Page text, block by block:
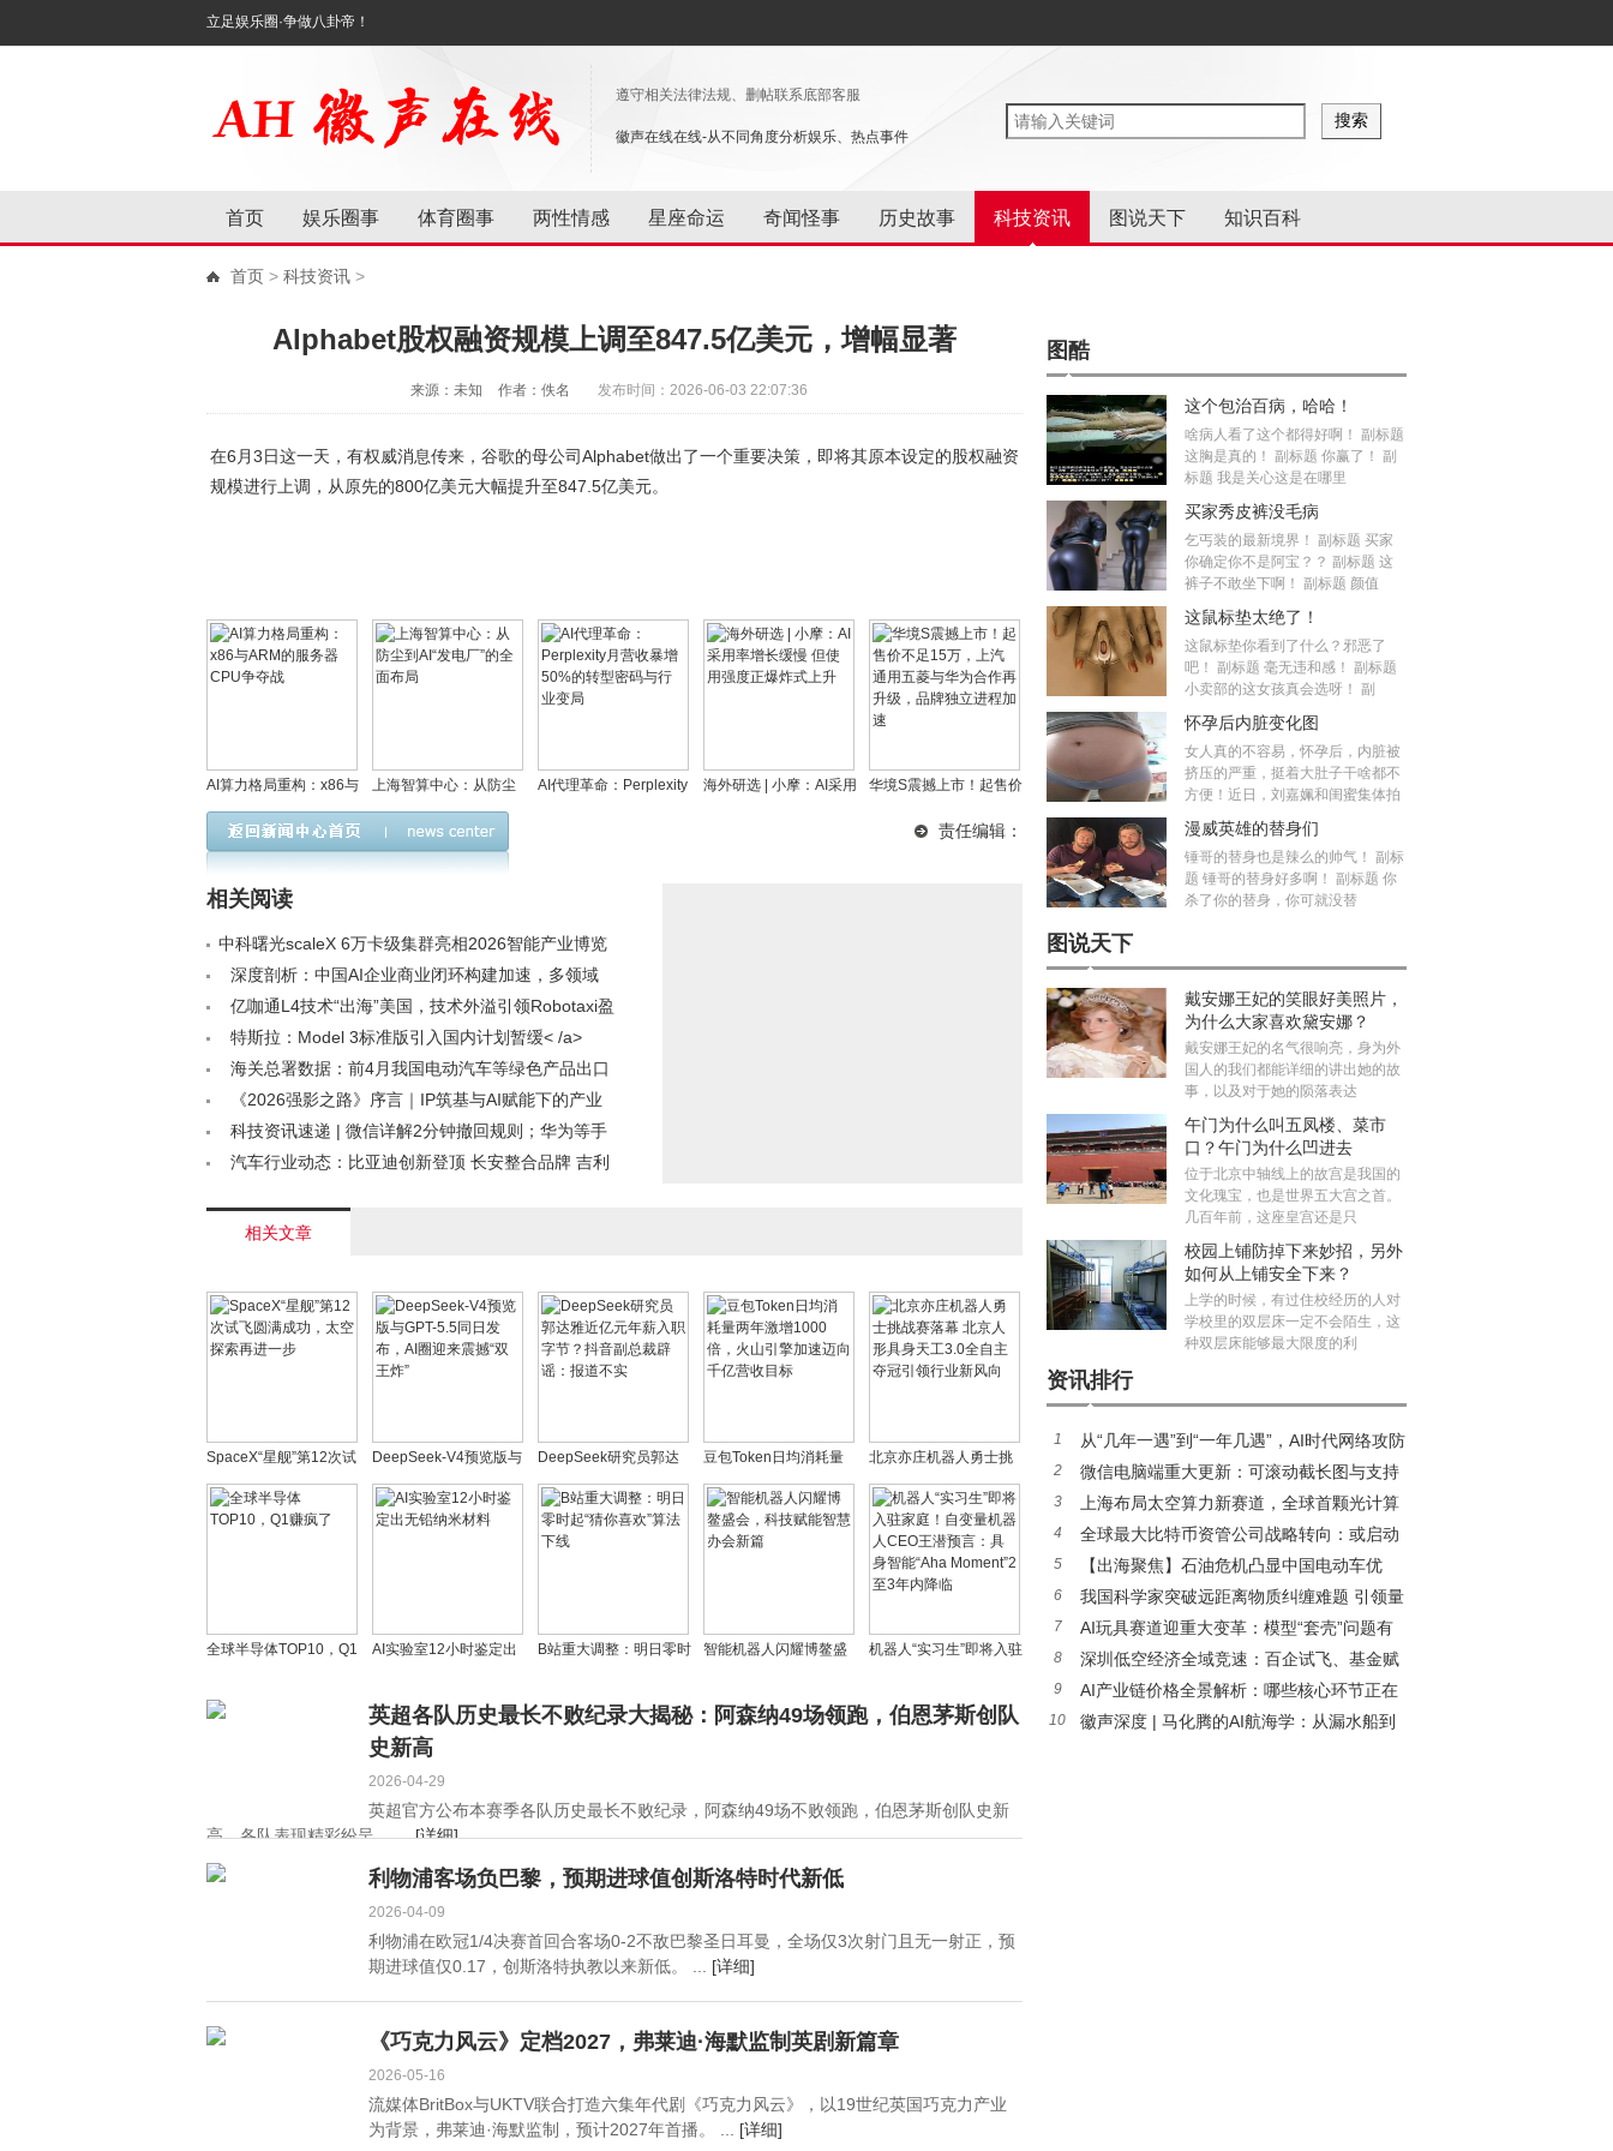
立足娱乐圈·争做八卦帝！
遵守相关法律法规、删帖联系底部客服
徽声在线在线-从不同角度分析娱乐、热点事件
首页 娱乐圈事 体育圈事 两性情感 星座命运 奇闻怪事 历史故事 科技资讯 图说天下 知识百科
首页 > 科技资讯 >
Alphabet股权融资规模上调至847.5亿美元，增幅显著
来源：未知 作者：佚名 发布时间：2026-06-03 22:07:36
在6月3日这一天，有权威消息传来，谷歌的母公司Alphabet做出了一个重要决策，即将其原本设定的股权融资
规模进行上调，从原先的800亿美元大幅提升至847.5亿美元。
AI算力格局重构：x86与
ARM的服务器CPU争夺
战
上海智算中心：从防尘
到AI“发电厂”的全面布局
AI代理革命：Perplexity
海外研选 | 小摩：AI采用
华境S震撼上市！起售价
菱与华为合作再升级，
责任编辑：
相关阅读
中科曙光scaleX 6万卡级集群亮相2026智能产业博览
会，引领AI4S新潮流< /a>
深度剖析：中国AI企业商业闭环构建加速，多领域
领跑全球< /a>
亿咖通L4技术“出海”美国，技术外溢引领Robotaxi盈
利新篇章< /a>
特斯拉：Model 3标准版引入国内计划暂缓< /a>
海关总署数据：前4月我国电动汽车等绿色产品出口
大幅上扬< /a>
《2026强影之路》序言｜IP筑基与AI赋能下的产业
进化图谱< /a>
科技资讯速递 | 微信详解2分钟撤回规则；华为等手
机品牌集体降价；联想财报创佳绩< /a>
汽车行业动态：比亚迪创新登顶 长安整合品牌 吉利
相关文章
SpaceX“星舰”第12次试
飞圆满成功，太空探索
再进一步
DeepSeek-V4预览版与
GPT-5.5同日发布，AI圈
迎来震撼“双王炸”
DeepSeek研究员郭达
雅近亿元年薪入职字
节？抖音副总裁辟谣：
报道不实
豆包Token日均消耗量
两年激增1000倍，火山
引擎加速迈向千亿营收
目标
北京亦庄机器人勇士挑
战赛落幕 北京人形具身
天工3.0全自主夺冠引领
行业新风向
全球半导体TOP10，Q1
AI实验室12小时鉴定出
B站重大调整：明日零时
智能机器人闪耀博鳌盛
新篇
机器人“实习生”即将入驻
CEO王潜预言：具身智
英超各队历史最长不败纪录大揭秘：阿森纳49场领跑，伯恩茅斯创队
史新高
2026-04-29
英超官方公布本赛季各队历史最长不败纪录，阿森纳49场不败领跑，伯恩茅斯创队史新
高，各队表现精彩纷呈。 ...[详细]
利物浦客场负巴黎，预期进球值创斯洛特时代新低
2026-04-09
利物浦在欧冠1/4决赛首回合客场0-2不敌巴黎圣日耳曼，全场仅3次射门且无一射正，预
期进球值仅0.17，创斯洛特执教以来新低。 ... [详细]
《巧克力风云》定档2027，弗莱迪·海默监制英剧新篇章
2026-05-16
流媒体BritBox与UKTV联合打造六集年代剧《巧克力风云》，以19世纪英国巧克力产业
为背景，弗莱迪·海默监制，预计2027年首播。 ... [详细]
图酷
这个包治百病，哈哈！
啥病人看了这个都得好啊！ 副标题
这胸是真的！ 副标题 你赢了！ 副
标题 我是关心这是在哪里
买家秀皮裤没毛病
乞丐装的最新境界！ 副标题 买家
你确定你不是阿宝？？ 副标题 这
裤子不敢坐下啊！ 副标题 颜值
这鼠标垫太绝了！
这鼠标垫你看到了什么？邪恶了
吧！ 副标题 毫无违和感！ 副标题
小卖部的这女孩真会选呀！ 副
怀孕后内脏变化图
女人真的不容易，怀孕后，内脏被
挤压的严重，挺着大肚子干啥都不
方便！近日，刘嘉姵和闺蜜集体拍
漫威英雄的替身们
锤哥的替身也是辣么的帅气！ 副标
题 锤哥的替身好多啊！ 副标题 你
杀了你的替身，你可就没替
图说天下
戴安娜王妃的笑眼好美照片，
为什么大家喜欢黛安娜？
戴安娜王妃的名气很响亮，身为外
国人的我们都能详细的讲出她的故
事，以及对于她的陨落表达
午门为什么叫五凤楼、菜市
口？午门为什么凹进去
位于北京中轴线上的故宫是我国的
文化瑰宝，也是世界五大宫之首。
几百年前，这座皇宫还是只
校园上铺防掉下来妙招，另外
如何从上铺安全下来？
上学的时候，有过住校经历的人对
学校里的双层床一定不会陌生，这
种双层床能够最大限度的利
资讯排行
1
从“几年一遇”到“一年几遇”，AI时代网络攻防
失衡加剧 奇安信齐向东：主战场转向制造业与服
务业
2
微信电脑端重大更新：可滚动截长图与支持
发语音功能上线
3
上海布局太空算力新赛道，全球首颗光计算
卫星研制正式启动
4
全球最大比特币资管公司战略转向：或启动
大规模抛售计划
5
【出海聚焦】石油危机凸显中国电动车优
势，性价比之外更有硬实力
6
我国科学家突破远距离物质纠缠难题 引领量
子网络未来发展方向
7
AI玩具赛道迎重大变革：模型“套壳”问题有
望短期解决，智能体研发加速推进
8
深圳低空经济全域竞速：百企试飞、基金赋
能、标准引领
9
AI产业链价格全景解析：哪些核心环节正在
经历涨价潮？
10
徽声深度 | 马化腾的AI航海学：从漏水船到